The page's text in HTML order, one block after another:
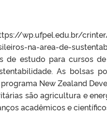
wp.ufpel.edu.br/
na-area-de-
de estudo para cursos
As bolsas
New Zealand
são agricultura e
acadêmicos e